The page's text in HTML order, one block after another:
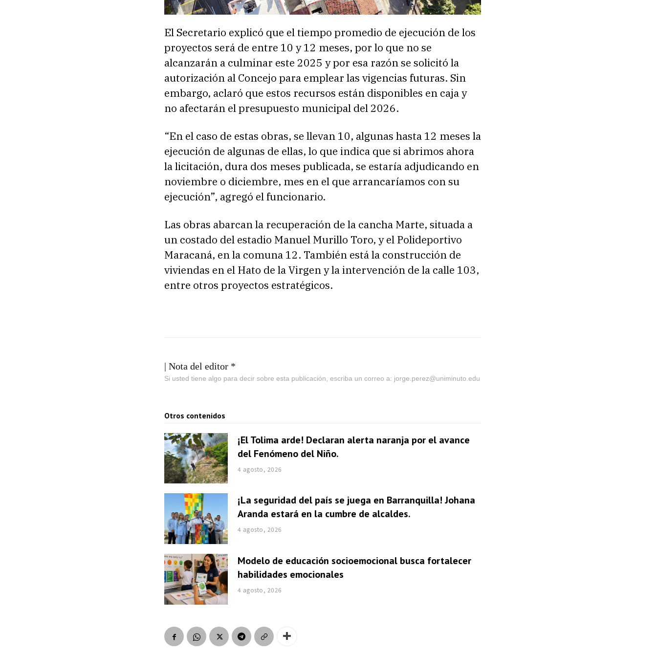
El Secretario explicó que el tiempo promedio de ejecución de los
proyectos será de entre 10 y 12 meses, por lo que no se
alcanzarán a culminar este 2025 y por esa razón se solicitó la
autorización al Concejo para emplear las vigencias futuras. Sin
embargo, aclaró que estos recursos están disponibles en caja y
no afectarán el presupuesto municipal del 2026.
“En el caso de estas obras, se llevan 10, algunas hasta 12 meses la
ejecución de algunas de ellas, lo que indica que si abrimos ahora
la licitación, dura dos meses publicada, se estaría adjudicando en
noviembre o diciembre, mes en el que arrancaríamos con su
ejecución”, agregó el funcionario.
Las obras abarcan la recuperación de la cancha Marte, situada a
un costado del estadio Manuel Murillo Toro, y el Polideportivo
Maracaná, en la comuna 12. También está la construcción de
viviendas en el Hato de la Virgen y la intervención de la calle 103,
entre otros proyectos estratégicos.
| Nota del editor *
Si usted tiene algo para decir sobre esta publicación, escriba un correo a: jorge.perez@uniminuto.edu
Otros contenidos
¡El Tolima arde! Declaran alerta naranja por el avance
del Fenómeno del Niño.
4 agosto, 2026
¡La seguridad del país se juega en Barranquilla! Johana
Aranda estará en la cumbre de alcaldes.
4 agosto, 2026
Modelo de educación socioemocional busca fortalecer
habilidades emocionales
4 agosto, 2026